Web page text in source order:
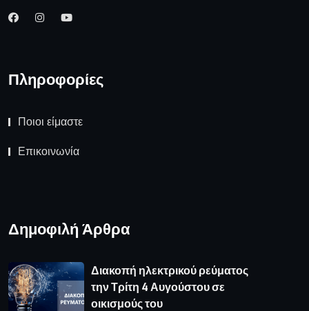
Πληροφορίες
Ποιοι είμαστε
Επικοινωνία
Δημοφιλή Άρθρα
Διακοπή ηλεκτρικού ρεύματος
την Τρίτη 4 Αυγούστου σε
οικισμούς του